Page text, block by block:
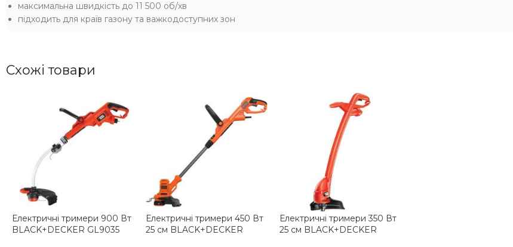
максимальна швидкість до 11 500 об/хв
підходить для країв газону та важкодоступних зон
Схожі товари
Електричні тримери 900 Вт
BLACK+DECKER GL9035
Електричні тримери 450 Вт
25 см BLACK+DECKER
Електричні тримери 350 Вт
25 см BLACK+DECKER